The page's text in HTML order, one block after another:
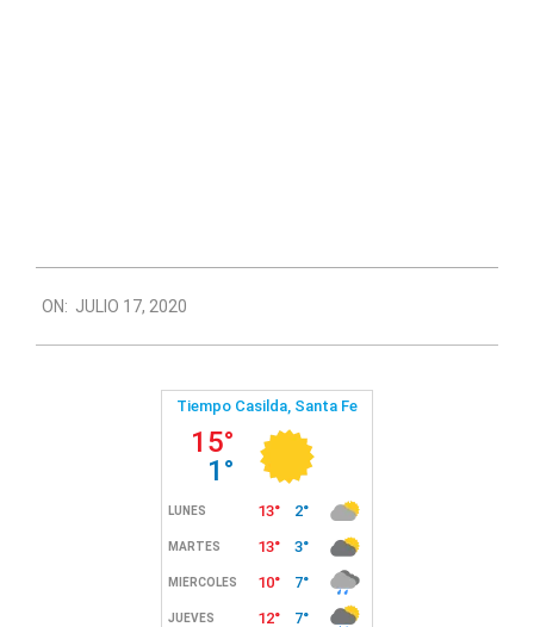
07-
17
ON: JULIO 17, 2020